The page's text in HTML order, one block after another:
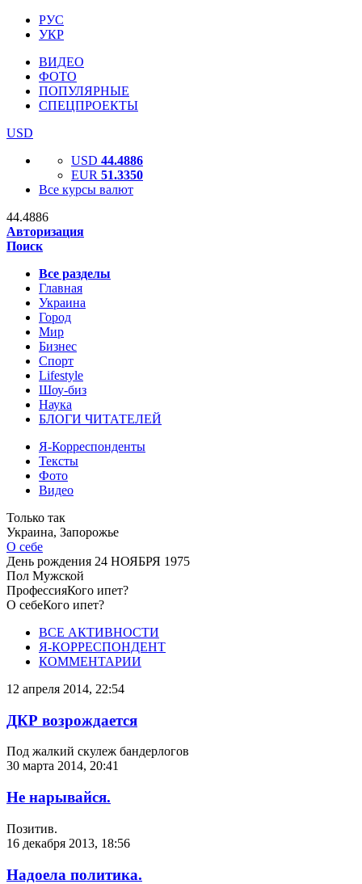
РУС
УКР
ВИДЕО
ФОТО
ПОПУЛЯРНЫЕ
СПЕЦПРОЕКТЫ
USD
USD 44.4886
EUR 51.3350
Все курсы валют
44.4886
Авторизация
Поиск
Все разделы
Главная
Украина
Город
Мир
Бизнес
Спорт
Lifestyle
Шоу-биз
Наука
БЛОГИ ЧИТАТЕЛЕЙ
Я-Корреспонденты
Тексты
Фото
Видео
Только так
Украина, Запорожье
О себе
День рождения 24 НОЯБРЯ 1975
Пол Мужской
ПрофессияКого ипет?
О себеКого ипет?
ВСЕ АКТИВНОСТИ
Я-КОРРЕСПОНДЕНТ
КОММЕНТАРИИ
12 апреля 2014, 22:54
ДКР возрождается
Под жалкий скулеж бандерлогов
30 марта 2014, 20:41
Не нарывайся.
Позитив.
16 декабря 2013, 18:56
Надоела политика.